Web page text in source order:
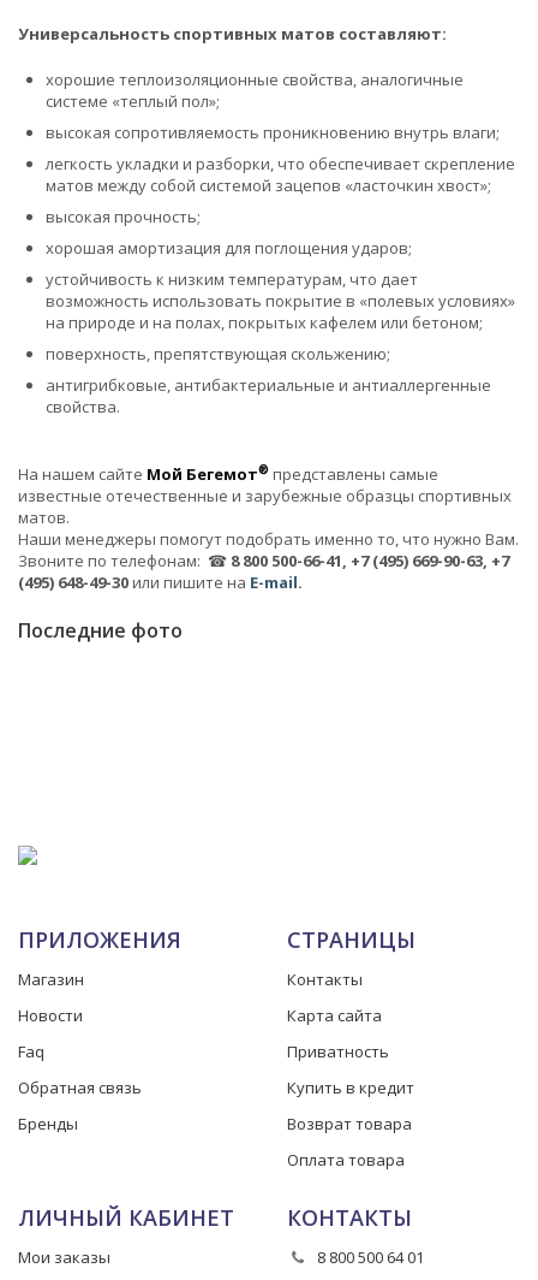
Универсальность спортивных матов составляют:
хорошие теплоизоляционные свойства, аналогичные
системе «теплый пол»;
высокая сопротивляемость проникновению внутрь влаги;
легкость укладки и разборки, что обеспечивает скрепление
матов между собой системой зацепов «ласточкин хвост»;
высокая прочность;
хорошая амортизация для поглощения ударов;
устойчивость к низким температурам, что дает
возможность использовать покрытие в «полевых условиях»
на природе и на полах, покрытых кафелем или бетоном;
поверхность, препятствующая скольжению;
антигрибковые, антибактериальные и антиаллергенные
свойства.
На нашем сайте Мой Бегемот® представлены самые
известные отечественные и зарубежные образцы спортивных
матов.
Наши менеджеры помогут подобрать именно то, что нужно Вам.
Звоните по телефонам: ☎ 8 800 500-66-41, +7 (495) 669-90-63, +7
(495) 648-49-30или пишите на E-mail.
Последние фото
ПРИЛОЖЕНИЯ
Магазин
Новости
Faq
Обратная связь
Бренды
СТРАНИЦЫ
Контакты
Карта сайта
Приватность
Купить в кредит
Возврат товара
Оплата товара
ЛИЧНЫЙ КАБИНЕТ
Мои заказы
КОНТАКТЫ
8 800 500 64 01